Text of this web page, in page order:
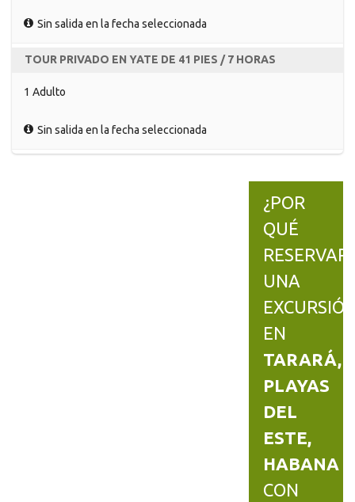
Sin salida en la fecha seleccionada
TOUR PRIVADO EN YATE DE 41 PIES / 7 HORAS
1 Adulto
Sin salida en la fecha seleccionada
¿POR
QUÉ
RESERVAR
UNA
EN
TARARÁ,
PLAYAS
DEL
ESTE,
HABANA
CON